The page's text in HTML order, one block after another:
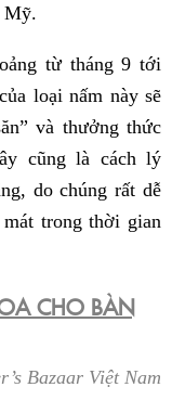
Mỹ.
từ tháng 9 tới
loại nấm này sẽ
và thưởng thức
cũng là cách lý
do chúng rất dễ
trong thời gian
CHO BÀN
Bazaar Việt Nam